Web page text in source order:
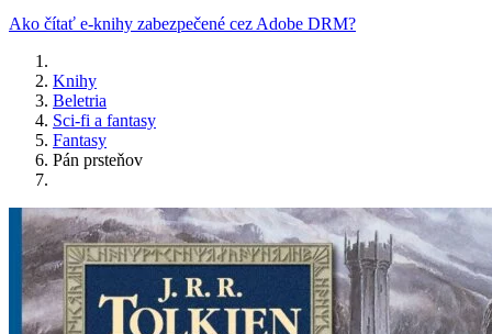
Ako čítať e-knihy zabezpečené cez Adobe DRM?
Knihy
Beletria
Sci-fi a fantasy
Fantasy
Pán prsteňov